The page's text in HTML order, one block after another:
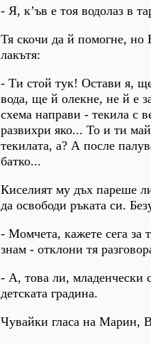
- Я, к’ъв е тоя водолаз в
Тя скочи да й помогне, но
лакътя:
- Ти стой тук! Остави я,
вода, ще й олекне, не й е
схема направи - текила с
развихри яко... То и ти
текилата, а? А после
батко...
Киселият му дъх пареше
да освободи ръката си.
- Момчета, кажете сега за
знам - отклони тя
- А, това ли, младенчески
детската градина.
Чувайки гласа на Марин,